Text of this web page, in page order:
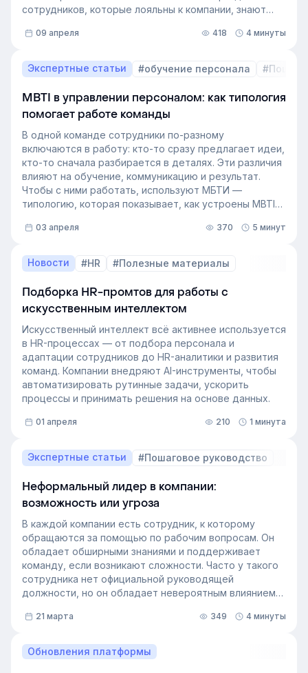
сотрудников, которые лояльны к компании, знают
освободившуюся должность. Не у каждой компании
вручную — трудоёмкая задача. Однако с приходом
автоматизации формирование кадрового запаса
перестало требовать большого ресурса. Теперь это
важный инструмент для любой компании, которая не
хочет зависеть от капризов рынка труда. В статье
разберёмся, как выстроить процесс формирование
кадрового резерва с помощью современных
инструментов.
09 апреля 418 4 минуты
Экспертные статьи #обучение персонала
MBTI в управлении персоналом: как типология
помогает работе команды
В одной команде сотрудники по-разному
включаются в работу: кто-то сразу предлагает идеи,
кто-то сначала разбирается в деталях. Эти различия
влияют на обучение, коммуникацию и результат.
Чтобы с ними работать, используют МБТИ —
типологию, которая показывает, как устроены MBTI
это тестирование применяют в бизнесе и какую
03 апреля 370 5 минут
Новости #HR #Полезные материалы
Подборка HR-промтов для работы с
искусственным интеллектом
Искусственный интеллект всё активнее используется
в HR-процессах — от подбора персонала и
адаптации сотрудников до HR-аналитики и развития
команд. Компании внедряют AI-инструменты, чтобы
автоматизировать рутинные задачи, ускорить
процессы и принимать решения на основе данных.
01 апреля 210 1 минута
Экспертные статьи #Пошаговое руководство
Неформальный лидер в компании:
возможность или угроза
В каждой компании есть сотрудник, к которому
обращаются за помощью по рабочим вопросам. Он
обладает обширными знаниями и поддерживает
команду, если возникают сложности. Часто у такого
сотрудника нет официальной руководящей
должности, но он обладает невероятным влиянием
неформальный лидер группы. У него есть авторитет
процессы в компании и умеет выстраивать
искренние отношения с людьми. Выявление
21 марта 349 4 минуты
Обновления платформы